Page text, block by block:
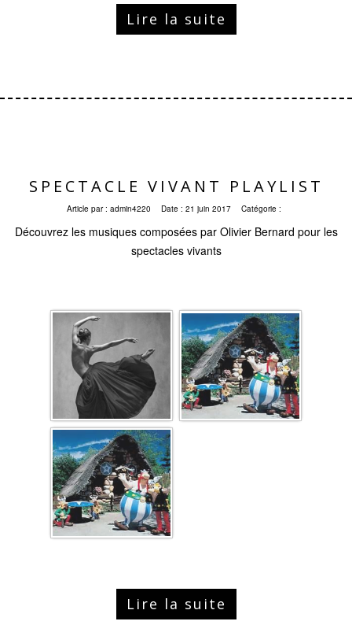
Lire la suite
SPECTACLE VIVANT PLAYLIST
Article par : admin4220 Date : 21 juin 2017 Catégorie :
Découvrez les musiques composées par Olivier Bernard pour les
spectacles vivants
Lire la suite